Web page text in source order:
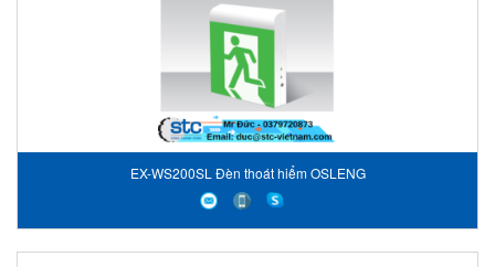
EX-WS200SL Đèn thoát hiểm OSLENG